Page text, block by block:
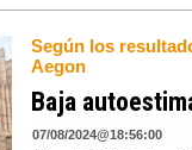
Según los
Aegon
Baja
07/08/2024@18:56:00